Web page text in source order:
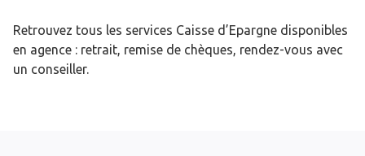
Retrouvez tous les services Caisse d’Epargne disponibles
en agence : retrait, remise de chèques, rendez-vous avec
un conseiller.